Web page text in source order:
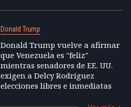
Donald Trump
Donald Trump vuelve a afirmar
que Venezuela es "feliz"
mientras senadores de EE. UU.
exigen a Delcy Rodríguez
elecciones libres e inmediatas